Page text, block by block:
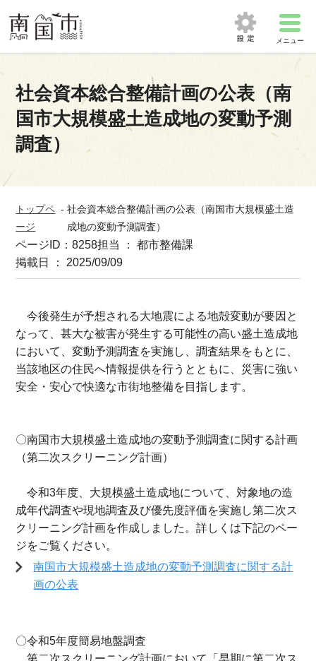
メニュー
社会資本総合整備計画の公表（南
国市大規模盛土造成地の変動予測
調査）
トップペ
ージ
-社会資本総合整備計画の公表（南国市大規模盛土造
成地の変動予測調査）
ページID：8258担当 ： 都市整備課
掲載日 ： 2025/09/09
今後発生が予想される大地震による地殻変動が要因と
なって、甚大な被害が発生する可能性の高い盛土造成地
において、変動予測調査を実施し、調査結果をもとに、
当該地区の住民へ情報提供を行うとともに、災害に強い
安全・安心で快適な市街地整備を目指します。
〇南国市大規模盛土造成地の変動予測調査に関する計画
（第二次スクリーニング計画）
令和3年度、大規模盛土造成地について、対象地の造
成年代調査や現地調査及び優先度評価を実施し第二次ス
クリーニング計画を作成しました。詳しくは下記のペー
ジをご覧ください。
南国市大規模盛土造成地の変動予測調査に関する計
画の公表
〇令和5年度簡易地盤調査
第二次スクリーニング計画において「早期に第二次ス